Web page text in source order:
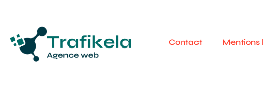
Contact Mentions